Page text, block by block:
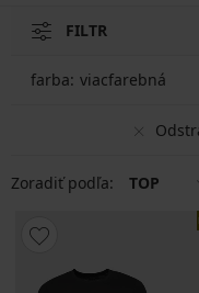
FILTR
farba: viacfarebná
Zoradiť podľa: TOP